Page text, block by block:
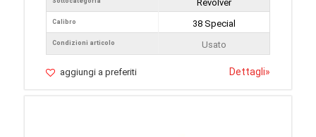
Calibro
Condizioni articolo
Revolver
38 Special
Usato
aggiungi a preferiti Dettagli»